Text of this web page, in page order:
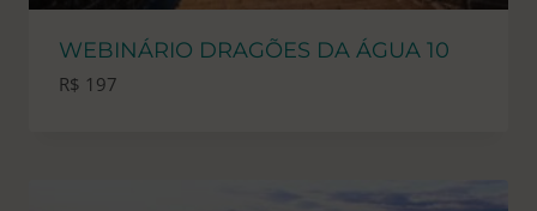
WEBINÁRIO DRAGÕES DA ÁGUA 10
R$ 197